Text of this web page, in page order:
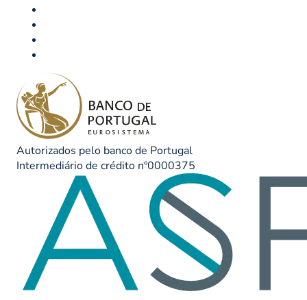
Autorizados pelo banco de Portugal
Intermediário de crédito nº0000375